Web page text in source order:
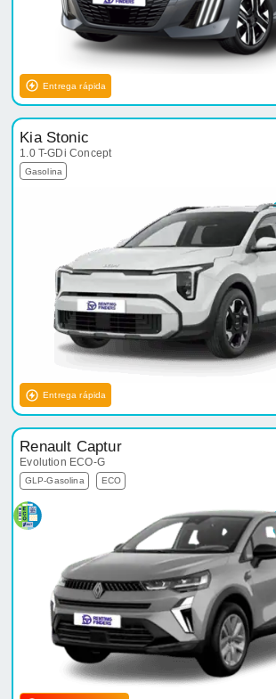
Entrega rápida
Kia Stonic
1.0 T-GDi Concept
Gasolina
Entrega rápida
Renault Captur
Evolution ECO-G
GLP-Gasolina ECO